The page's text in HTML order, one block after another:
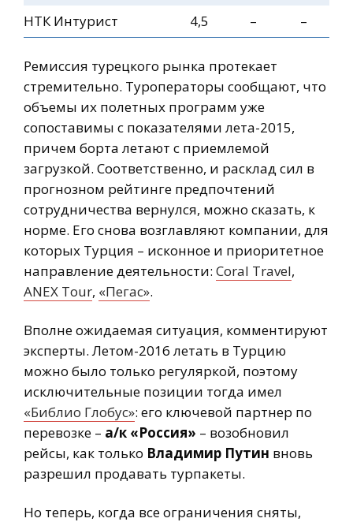
НТК Интурист
4,5 – –
Ремиссия турецкого рынка протекает
стремительно. Туроператоры сообщают, что
объемы их полетных программ уже
сопоставимы с показателями лета-2015,
причем борта летают с приемлемой
загрузкой. Соответственно, и расклад сил в
прогнозном рейтинге предпочтений
сотрудничества вернулся, можно сказать, к
норме. Его снова возглавляют компании, для
которых Турция – исконное и приоритетное
направление деятельности: Coral Travel,
ANEX Tour, «Пегас».
Вполне ожидаемая ситуация, комментируют
эксперты. Летом-2016 летать в Турцию
можно было только регуляркой, поэтому
исключительные позиции тогда имел
«Библио Глобус»: его ключевой партнер по
перевозке – а/к «Россия» – возобновил
рейсы, как только Владимир Путин вновь
разрешил продавать турпакеты.
Но теперь, когда все ограничения сняты,